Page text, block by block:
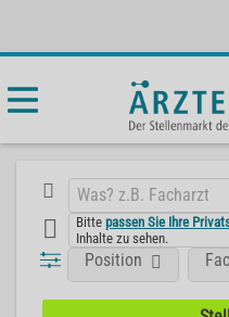
Bittepassen Sie Ihre
Inhalte zu sehen.
Position